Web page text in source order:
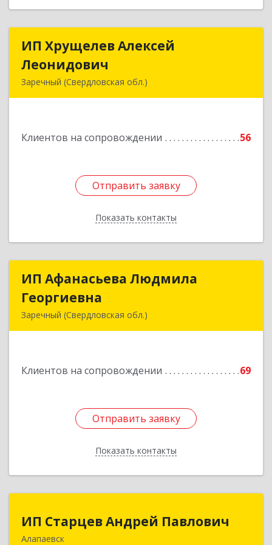
ИП Хрущелев Алексей
Леонидович
Заречный (Свердловская обл.)
Клиентов на сопровождении 56
Отправить заявку
Показать контакты
ИП Хрущелев Алексей
Подробнее
Отправить заявку
Назад
ИП Афанасьева Людмила
Георгиевна
Заречный (Свердловская обл.)
Клиентов на сопровождении 69
Отправить заявку
Показать контакты
ИП Афанасьева Людмила
Подробнее
Отправить заявку
Назад
ИП Старцев Андрей Павлович
Алапаевск
ИП Старцев Андрей Павлович
624601, Свердловская обл, Алапаевск г,